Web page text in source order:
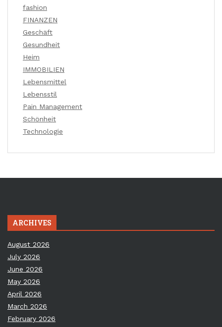
fashion
FINANZEN
Geschäft
Gesundheit
Heim
IMMOBILIEN
Lebensmittel
Lebensstil
Pain Management
Schönheit
Technologie
ARCHIVES
August 2026
July 2026
June 2026
May 2026
April 2026
March 2026
February 2026